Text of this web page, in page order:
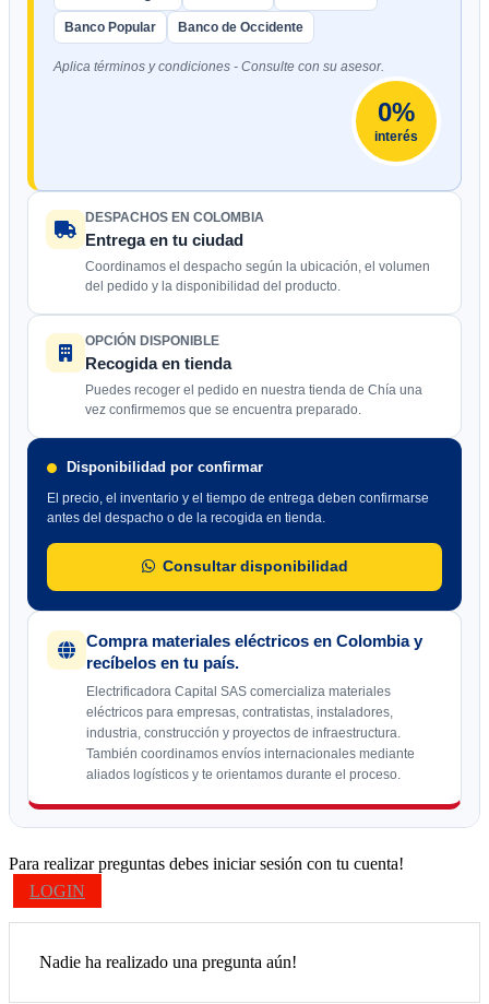
Banco Popular Banco de Occidente
Aplica términos y condiciones - Consulte con su asesor.
0%
interés
DESPACHOS EN COLOMBIA
Entrega en tu ciudad
Coordinamos el despacho según la ubicación, el volumen
del pedido y la disponibilidad del producto.
OPCIÓN DISPONIBLE
Recogida en tienda
Puedes recoger el pedido en nuestra tienda de Chía una
vez confirmemos que se encuentra preparado.
Disponibilidad por confirmar
El precio, el inventario y el tiempo de entrega deben confirmarse
antes del despacho o de la recogida en tienda.
Consultar disponibilidad
Compra materiales eléctricos en Colombia y
recíbelos en tu país.
Electrificadora Capital SAS comercializa materiales
eléctricos para empresas, contratistas, instaladores,
industria, construcción y proyectos de infraestructura.
También coordinamos envíos internacionales mediante
aliados logísticos y te orientamos durante el proceso.
Para realizar preguntas debes iniciar sesión con tu cuenta!
LOGIN
Nadie ha realizado una pregunta aún!